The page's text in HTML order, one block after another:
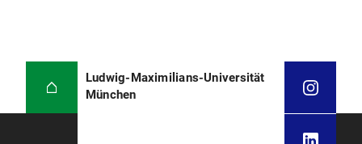
Ludwig-Maximilians-Universität
München